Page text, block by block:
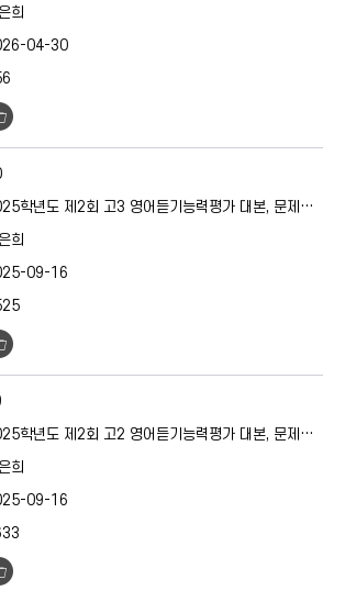
희
04-30
학년도 제2회 고3 영어듣기능력평가 대본, 문제지,
희
09-16
학년도 제2회 고2 영어듣기능력평가 대본, 문제지,
희
09-16